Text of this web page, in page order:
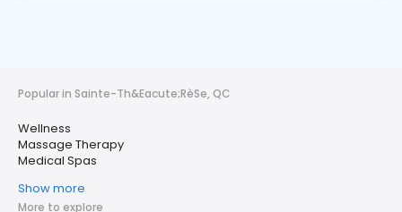
Popular in Sainte-Th&Eacute;RèSe, QC
Wellness
Massage Therapy
Medical Spas
Show more
More to explore